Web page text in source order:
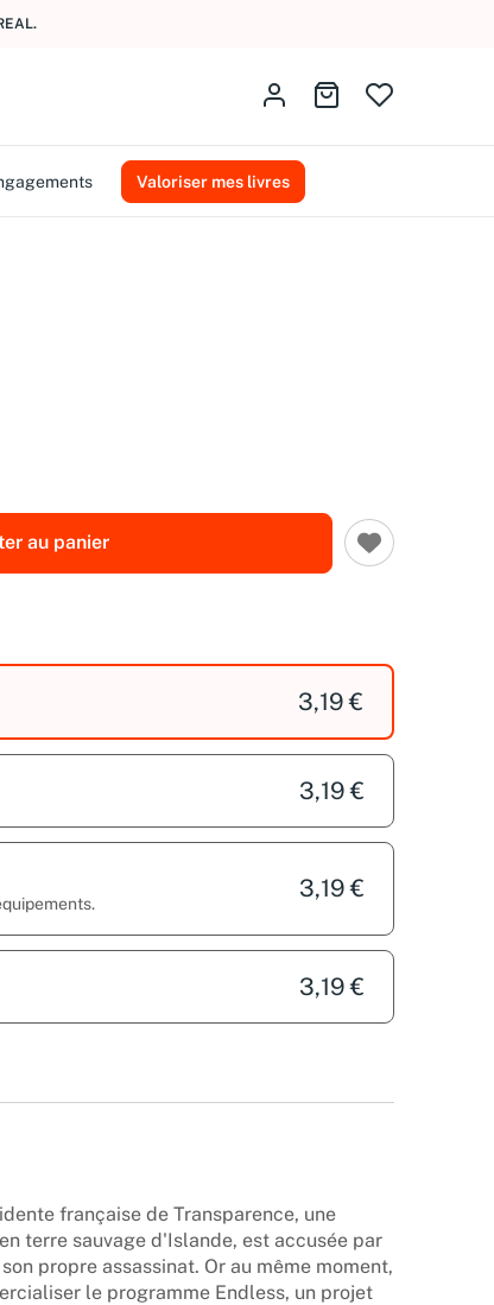
la recherche
Identifiez-vousAller au panier
Valoriser mes livres
au panier
3,19 €
3,19 €
3,19 €
3,19 €
française de Transparence, une
terre sauvage d'Islande, est accusée par
propre assassinat. Or au même moment,
le programme Endless, un projet